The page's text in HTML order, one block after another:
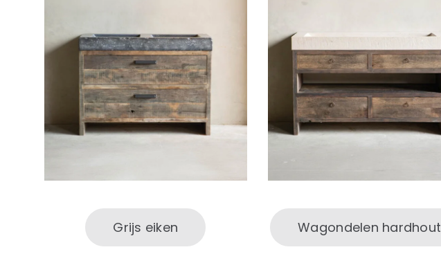
Grijs eiken Wagondelen hardhout